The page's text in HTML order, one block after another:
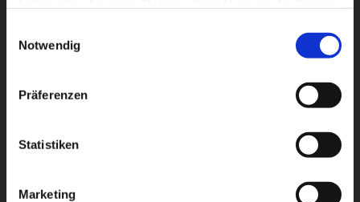
Notwendig
Präferenzen
Statistiken
Marketing